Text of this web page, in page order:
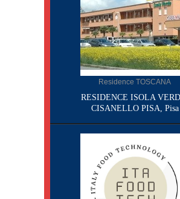
Residence TOSCANA
RESIDENCE ISOLA
CISANELLO PISA, Pisa